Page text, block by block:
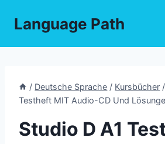
Language Path
/ Deutsche Sprache / Kursbücher /
Testheft MIT Audio-CD Und
Studio D A1